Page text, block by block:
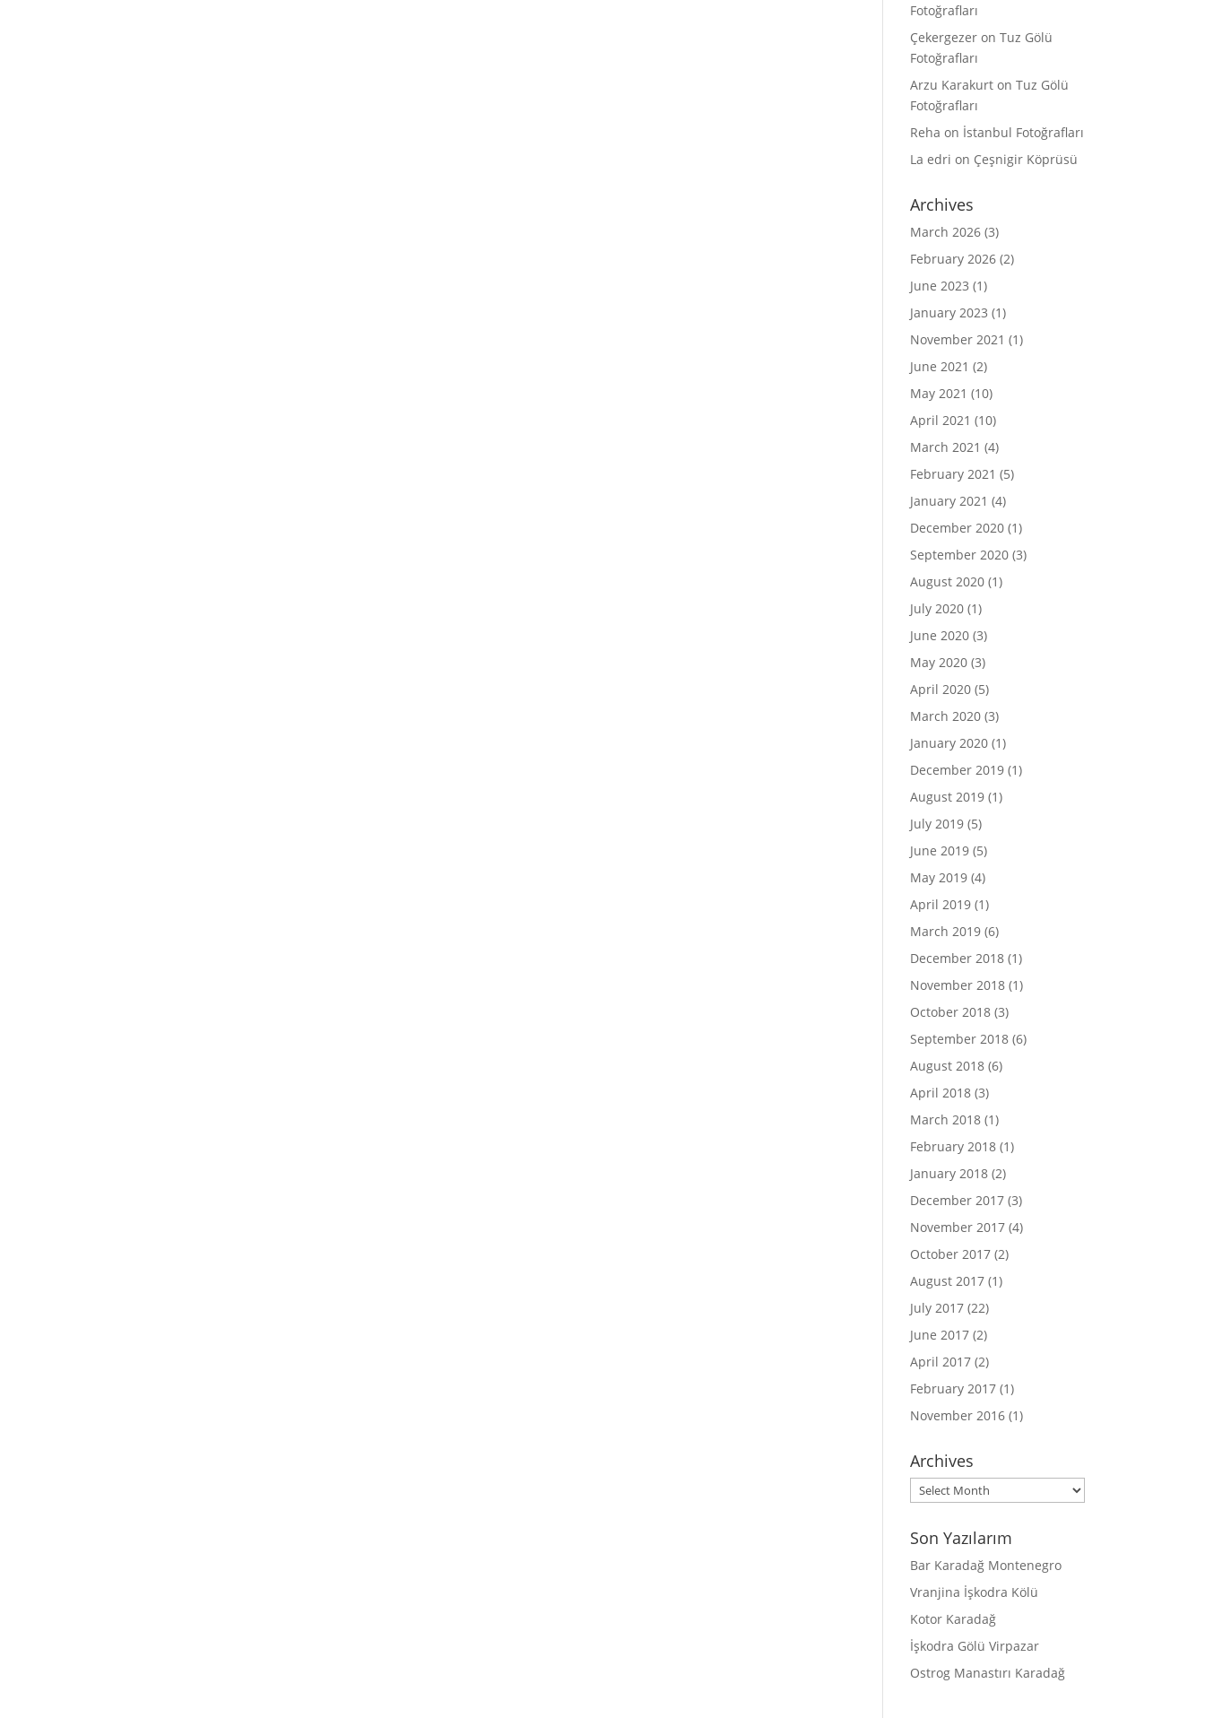
Fotoğrafları
Çekergezer onTuz Gölü
Fotoğrafları
Arzu Karakurt onTuz Gölü
Fotoğrafları
Reha on İstanbul Fotoğrafları
La edri on Çeşnigir Köprüsü
Archives
March 2026 (3)
February 2026 (2)
June 2023 (1)
January 2023 (1)
November 2021 (1)
June 2021 (2)
May 2021 (10)
April 2021 (10)
March 2021 (4)
February 2021 (5)
January 2021 (4)
December 2020 (1)
September 2020 (3)
August 2020 (1)
July 2020 (1)
June 2020 (3)
May 2020 (3)
April 2020 (5)
March 2020 (3)
January 2020 (1)
December 2019 (1)
August 2019 (1)
July 2019 (5)
June 2019 (5)
May 2019 (4)
April 2019 (1)
March 2019 (6)
December 2018 (1)
November 2018 (1)
October 2018 (3)
September 2018 (6)
August 2018 (6)
April 2018 (3)
March 2018 (1)
February 2018 (1)
January 2018 (2)
December 2017 (3)
November 2017 (4)
October 2017 (2)
August 2017 (1)
July 2017 (22)
June 2017 (2)
April 2017 (2)
February 2017 (1)
November 2016 (1)
Archives
Archives
Son Yazılarım
Bar Karadağ Montenegro
Vranjina İşkodra Kölü
Kotor Karadağ
İşkodra Gölü Virpazar
Ostrog Manastırı Karadağ